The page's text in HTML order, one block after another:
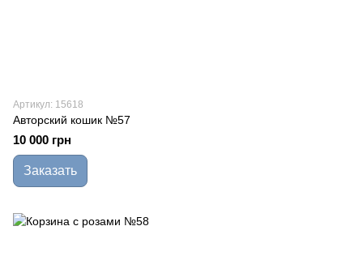
Артикул: 15618
Авторский кошик №57
10 000 грн
Заказать